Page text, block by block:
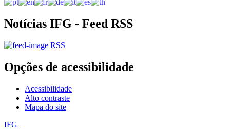
Notícias IFG - Feed RSS
RSS
Opções de acessibilidade
Acessibilidade
Alto contraste
Mapa do site
IFG